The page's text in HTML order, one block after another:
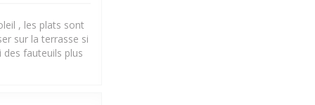
, les plats sont
sur la terrasse si
des fauteuils plus